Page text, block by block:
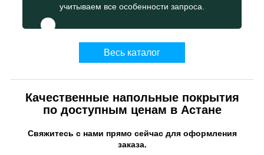
учитываем все особенности запроса.
Весь каталог
Качественные напольные покрытия
по доступным ценам в Астане
Свяжитесь с нами прямо сейчас для оформления
заказа.